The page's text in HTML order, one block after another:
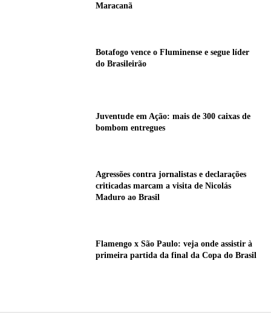
Maracanã
Botafogo vence o Fluminense e segue líder
do Brasileirão
Juventude em Ação: mais de 300 caixas de
bombom entregues
Agressões contra jornalistas e declarações
criticadas marcam a visita de Nicolás
Maduro ao Brasil
Flamengo x São Paulo: veja onde assistir à
primeira partida da final da Copa do Brasil